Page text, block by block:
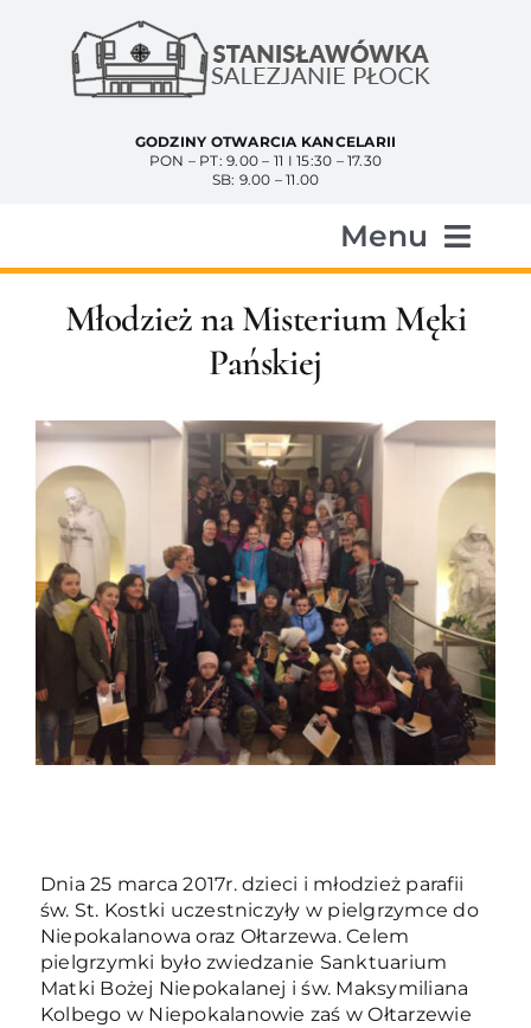
zawartości
GODZINY OTWARCIA KANCELARII
PON – PT: 9.00 – 11 I 15:30 – 17.30
SB: 9.00 – 11.00
Menu
Start
Historia
Duszpasterze
Grupy parafialne
Wspólnoty
Kontakt
Młodzież na Misterium Męki
Pańskiej
Dnia 25 marca 2017r. dzieci i młodzież parafii
św. St. Kostki uczestniczyły w pielgrzymce do
Niepokalanowa oraz Ołtarzewa. Celem
pielgrzymki było zwiedzanie Sanktuarium
Matki Bożej Niepokalanej i św. Maksymiliana
Kolbego w Niepokalanowie zaś w Ołtarzewie